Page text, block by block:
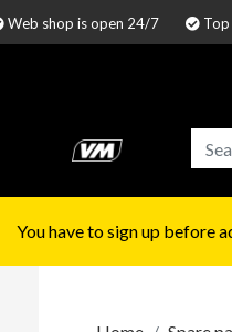
Web shop is open 24/7
You have to sign up before